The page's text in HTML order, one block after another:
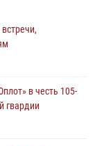
государственных
в богослужении
в честь 105-
гвардии